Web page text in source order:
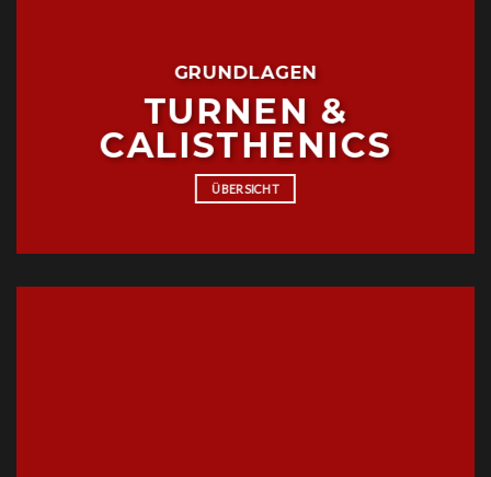
GRUNDLAGEN
TURNEN &
CALISTHENICS
ÜBERSICHT